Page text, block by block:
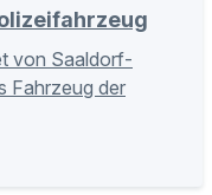
von Saaldorf-
Fahrzeug der